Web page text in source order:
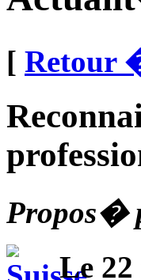
[ Retour
Propos�
Le